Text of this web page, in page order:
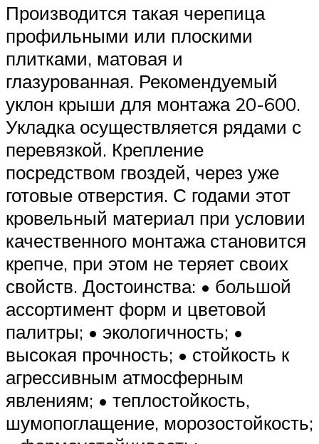
Производится такая черепица
профильными или плоскими
плитками, матовая и
глазурованная. Рекомендуемый
уклон крыши для монтажа 20-600.
Укладка осуществляется рядами с
перевязкой. Крепление
посредством гвоздей, через уже
готовые отверстия. С годами этот
кровельный материал при условии
качественного монтажа становится
крепче, при этом не теряет своих
свойств. Достоинства: • большой
ассортимент форм и цветовой
палитры; • экологичность; •
высокая прочность; • стойкость к
агрессивным атмосферным
явлениям; • теплостойкость,
шумопоглащение, морозостойкость;